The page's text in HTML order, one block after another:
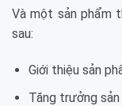
Và một sản phẩm
sau:
Giới thiệu sản
Tăng trưởng sản